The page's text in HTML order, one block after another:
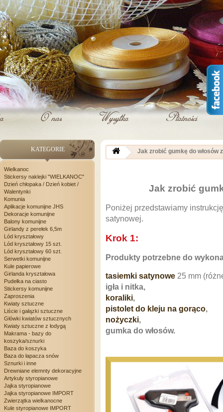
KATEGORIE
Wielkanoc
Stickersy naklejki "WIELKANOC"
Dzień chłopaka / Dzień kobiet /
Walentynki
Komunia
Aplikacje komunijne JHS
Dekoracje komunijne
Balony komunijne
Girlandy z perełek 6,5m
Lód kryształowy
Lód kryształowy 15 szt.
Lód kryształowy 60 szt.
Serwetki komunijne
Kule papierowe
Girlanda kryształowa
Pudełka na ciasto
Stickersy komunijne
Zaproszenia
Kwiaty sztuczne
Liście i gałązki sztuczne
Główki kwiatów sztucznych
Kwiaty sztuczne z łodygą
Makrama - bazy do
koszyka/sznurki
Baza do koszyka
Baza do łapacza snów
Sznurki i inne
Drewniane elemnty dekoracyjne
Artykuly styropianowe
Jajka styropianowe
Jajka styropianowe IMPORT
Zwierzątka wielkanocne
Kule styropianowe IMPORT
Jak zrobić gumkę do włosów
Jak zrobić
Poniżej przedstawiamy
satynowej.
Krok 1:
Produkty potrzebne do
tasiemki satynowe 25 mm
igła i nitka,
koraliki,
pistolet do kleju na gorąco,
nożyczki,
gumka do włosów.